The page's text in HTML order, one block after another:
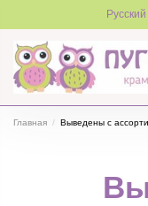
Русский
Главная Выведены с